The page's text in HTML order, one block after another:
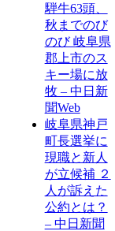
騨牛63頭、
秋までのび
のび 岐阜県
郡上市のス
キー場に放
牧 – 中日新
聞Web
岐阜県神戸
町長選挙に
現職と新人
が立候補 ２
人が訴えた
公約とは？
– 中日新聞